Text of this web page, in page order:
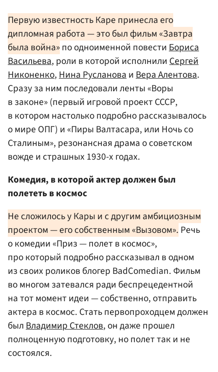
Первую известность Каре принесла его
дипломная работа — это был фильм «Завтра
была война»по одноименной повести Бориса
Васильева, роли в которой исполнили Сергей
Никоненко, Нина Русланова и Вера Алентова.
Сразу за ним последовали ленты «Воры
в законе» (первый игровой проект СССР,
в котором настолько подробно рассказывалось
о мире ОПГ) и «Пиры Валтасара, или Ночь со
Сталиным», резонансная драма о советском
вожде и страшных 1930-х годах.
Комедия, в которой актер должен был
полететь в космос
Не сложилось у Кары и с другим амбициозным
проектом — его собственным «Вызовом». Речь
о комедии «Приз — полет в космос»,
про который подробно рассказывал в одном
из своих роликов блогер BadComedian. Фильм
во многом затевался ради беспрецедентной
на тот момент идеи — собственно, отправить
актера в космос. Стать первопроходцем должен
былВладимир Стеклов, он даже прошел
полноценную подготовку, но полет так и не
состоялся.